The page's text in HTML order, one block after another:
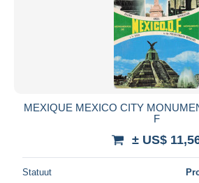
MEXIQUE MEXICO CITY
F
± US$
Statuut